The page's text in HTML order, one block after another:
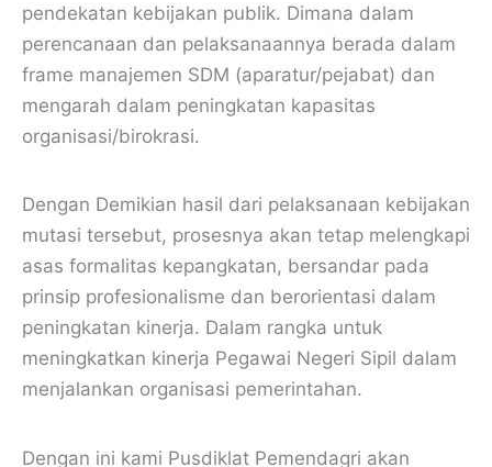
pendekatan kebijakan publik. Dimana dalam
perencanaan dan pelaksanaannya berada dalam
frame manajemen SDM (aparatur/pejabat) dan
mengarah dalam peningkatan kapasitas
organisasi/birokrasi.
Dengan Demikian hasil dari pelaksanaan kebijakan
mutasi tersebut, prosesnya akan tetap melengkapi
asas formalitas kepangkatan, bersandar pada
prinsip profesionalisme dan berorientasi dalam
peningkatan kinerja. Dalam rangka untuk
meningkatkan kinerja Pegawai Negeri Sipil dalam
menjalankan organisasi pemerintahan.
Dengan ini kami Pusdiklat Pemendagri akan